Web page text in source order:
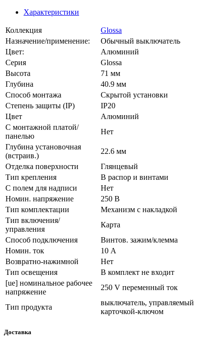
Характеристики
Коллекция
Glossa
Назначение/применение:
Обычный выключатель
Цвет:
Алюминий
Серия
Glossa
Высота
71 мм
Глубина
40.9 мм
Способ монтажа
Скрытой установки
Степень защиты (IP)
IP20
Цвет
Алюминий
С монтажной платой/
панелью
Нет
Глубина установочная
(встраив.)
22.6 мм
Отделка поверхности
Глянцевый
Тип крепления
В распор и винтами
С полем для надписи
Нет
Номин. напряжение
250 В
Тип комплектации
Механизм с накладкой
Тип включения/
управления
Карта
Способ подключения
Винтов. зажим/клемма
Номин. ток
10 А
Возвратно-нажимной
Нет
Тип освещения
В комплект не входит
[ue] номинальное рабочее
напряжение
250 V переменный ток
Тип продукта
выключатель, управляемый
карточкой-ключом
Доставка